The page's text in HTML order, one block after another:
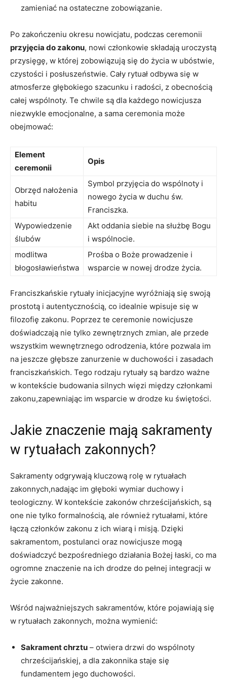
zamieniać na ostateczne zobowiązanie.
Po zakończeniu okresu ⁤nowicjatu, podczas ceremonii
przyjęcia do zakonu, nowi członkowie składają uroczystą
przysięgę, w ⁢której zobowiązują się do życia w ubóstwie,
czystości i posłuszeństwie. Cały​ rytuał odbywa się w
atmosferze głębokiego ‌szacunku i radości, z obecnością
całej wspólnoty. Te chwile są ⁣dla każdego⁢ nowicjusza
niezwykle emocjonalne, a sama ceremonia może
obejmować:
Element
ceremonii
Opis
Obrzęd nałożenia
habitu
Symbol przyjęcia do wspólnoty i
nowego życia w​ duchu św.
Franciszka.
Wypowiedzenie
ślubów
Akt oddania siebie na służbę Bogu⁤
i wspólnocie.
modlitwa‍
błogosławieństwa
Prośba o Boże prowadzenie i
wsparcie​ w nowej drodze życia.
Franciszkańskie rytuały‍ inicjacyjne wyróżniają się swoją‌
prostotą i autentycznością, co idealnie wpisuje się w
filozofię zakonu. Poprzez⁢ te ceremonie nowicjusze⁤
doświadczają nie tylko​ zewnętrznych ⁢zmian, ale przede
wszystkim​ wewnętrznego odrodzenia,⁤ które pozwala im
na jeszcze głębsze zanurzenie w duchowości i zasadach
franciszkańskich. Tego‌ rodzaju rytuały są bardzo ważne
w kontekście budowania silnych więzi między członkami
zakonu,zapewniając im​ wsparcie w drodze ku świętości.
Jakie znaczenie⁤ mają sakramenty
w rytuałach zakonnych?
Sakramenty odgrywają kluczową rolę w rytuałach
zakonnych,nadając im głęboki wymiar duchowy i
‍teologiczny.⁣ W kontekście ⁤zakonów chrześcijańskich, są
one nie tylko formalnością, ale również rytuałami, ⁣które
łączą członków zakonu z ich wiarą i misją. Dzięki
sakramentom, postulanci oraz nowicjusze mogą
doświadczyć bezpośredniego działania Bożej łaski, co ma
ogromne⁤ znaczenie na ich drodze do pełnej integracji w
życie zakonne.
Wśród najważniejszych sakramentów, które pojawiają się
w ‌rytuałach ‌zakonnych, można wymienić:
Sakrament⁣ chrztu – otwiera drzwi do wspólnoty
chrześcijańskiej, a dla zakonnika staje się
fundamentem jego duchowości.